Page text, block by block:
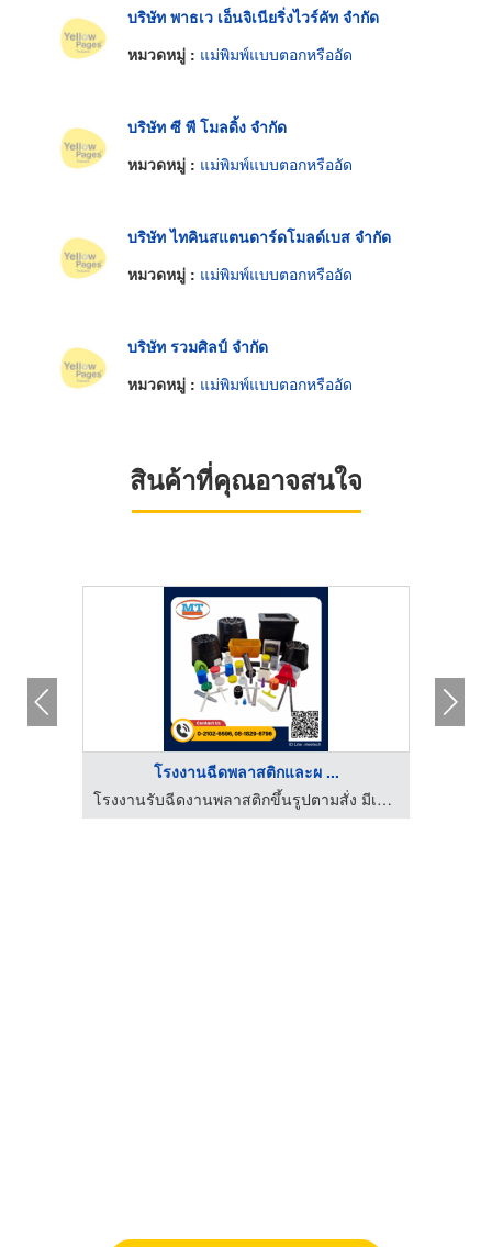
บริษัท พาธเว เอ็นจิเนียริ่งไวร์คัท จำกัด
หมวดหมู่ : แม่พิมพ์แบบตอกหรืออัด
บริษัท ซี พี โมลดิ้ง จำกัด
หมวดหมู่ : แม่พิมพ์แบบตอกหรืออัด
บริษัท ไทคินสแตนดาร์ดโมลด์เบส จำกัด
หมวดหมู่ : แม่พิมพ์แบบตอกหรืออัด
บริษัท รวมศิลป์ จำกัด
หมวดหมู่ : แม่พิมพ์แบบตอกหรืออัด
สินค้าที่คุณอาจสนใจ
โรงงานฉีดพลาสติกและผ ...
โรงงานรับฉีดงานพลาสติกขึ้นรูปตามสั่ง มีเทค โมลด์แอนด์พาร์ท